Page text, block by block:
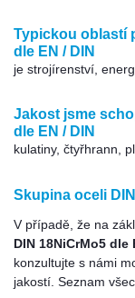
Typickou oblastí
dle EN / DIN
je strojírenství,
Jakost jsme
dle EN / DIN
kulatiny, čtyřhrann,
Skupina oceli
V případě, že na
DIN 18NiCrMo5 dle
konzultujte s námi
jakostí. Seznam